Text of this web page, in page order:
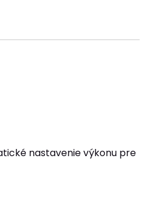
nastavenie výkonu pre